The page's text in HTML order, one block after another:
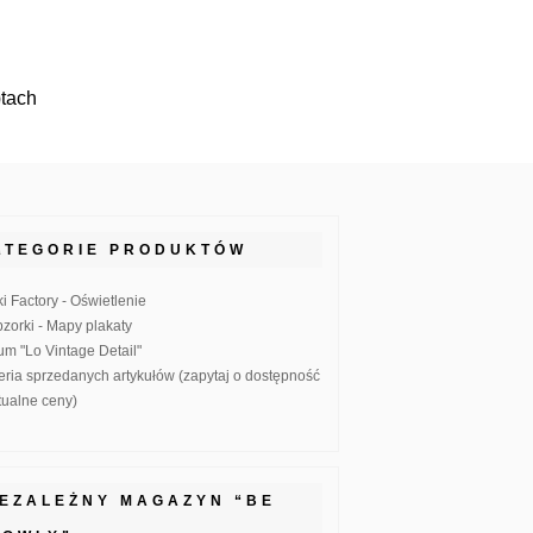
PRODUKTÓW
Factory - Oświetlenie
- Mapy plakaty
"Lo Vintage Detail"
sprzedanych artykułów (zapytaj o dostępność
ceny)
MAGAZYN “BE